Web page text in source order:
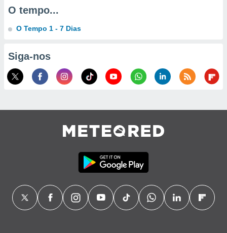
de
O tempo...
O Tempo 1 - 7 Dias
Siga-nos